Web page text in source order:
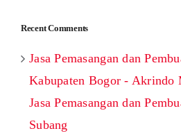
Recent Comments
Jasa Pemasangan dan
Kabupaten Bogor - Akrindo
Jasa Pemasangan dan
Subang